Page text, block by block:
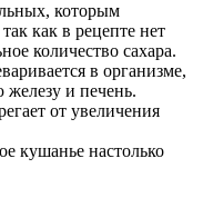
которым
как в рецепте нет
количество сахара.
в организме,
и печень.
от увеличения
кушанье настолько